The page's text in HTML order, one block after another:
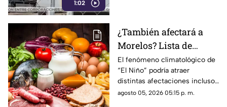
1:02
¿También afectará a
Morelos? Lista de
alimentos que podrían
aumentar de precio por
el fenómeno de “El
Niño” 2026
El fenómeno climatológico de
“El Niño” podría atraer
distintas afectaciones incluso
en el tema alimentario, pues
agosto 05, 2026 05:15 p. m.